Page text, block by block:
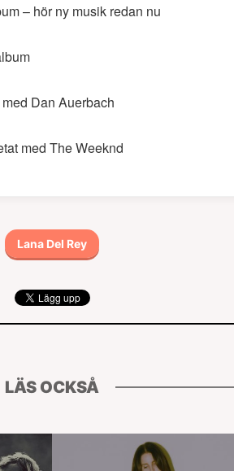
– hör ny musik redan nu
Dan Auerbach
med The Weeknd
Lana Del Rey
LÄS OCKSÅ